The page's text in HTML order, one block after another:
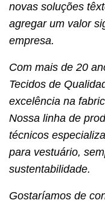
novas soluções
agregar um valor
empresa.
Com mais de 20
Tecidos de
excelência na
Nossa linha de
técnicos
para vestuário,
sustentabilidade.
Gostaríamos de